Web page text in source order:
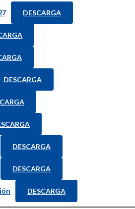
DESCARGA
DESCARGA
DESCARGA
DESCARGA
DESCARGA